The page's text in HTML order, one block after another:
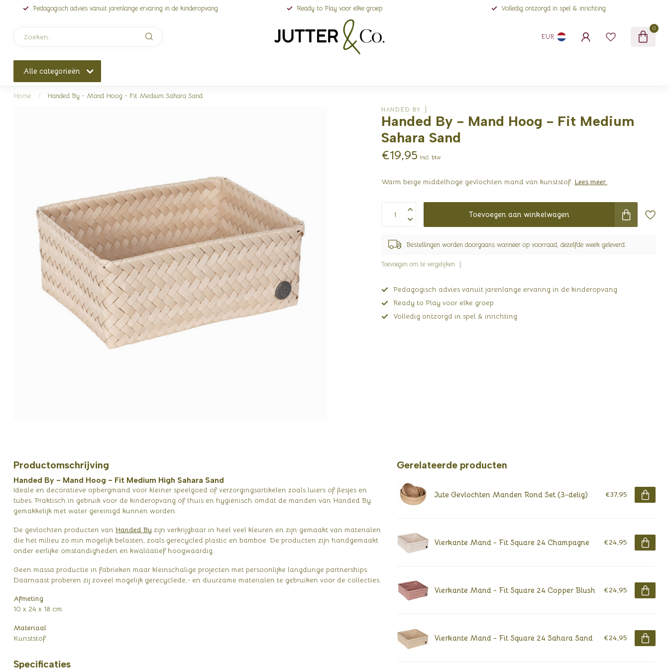
Pedagogisch advies vanuit jarenlange ervaring in de kinderopvang Ready to Play voor elke groep Volledig ontzorgd in spel & inrichting
EUR
0
Alle categorieën
Home / Handed By - Mand Hoog - Fit Medium Sahara Sand
HANDED BY
Handed By - Mand Hoog - Fit Medium
Sahara Sand
€19,95 Incl. btw
Warm beige middelhoge gevlochten mand van kunststof. Lees meer.
Toevoegen aan winkelwagen
Bestellingen worden doorgaans wanneer op voorraad, dezelfde week geleverd.
Toevoegen om te vergelijken
Pedagogisch advies vanuit jarenlange ervaring in de kinderopvang
Ready to Play voor elke groep
Volledig ontzorgd in spel & inrichting
Productomschrijving
Handed By - Mand Hoog - Fit Medium High Sahara Sand
Ideale en decoratieve opbergmand voor kleiner speelgoed of verzorgingsartikelen zoals luiers of flesjes en
tubes. Praktisch in gebruik voor de kinderopvang of thuis en hygiënisch omdat de manden van Handed By
gemakkelijk met water gereinigd kunnen worden.
De gevlochten producten van Handed By zijn verkrijgbaar in heel veel kleuren en zijn gemaakt van materialen
die het milieu zo min mogelijk belasten, zoals gerecycled plastic en bamboe. De producten zijn handgemaakt
onder eerlijke omstandigheden en kwalitatief hoogwaardig.
Geen massa productie in fabrieken maar kleinschalige projecten met persoonlijke langdurige partnerships.
Daarnaast proberen zij zoveel mogelijk gerecyclede,- en duurzame materialen te gebruiken voor de collecties.
Afmeting
10 x 24 x 18 cm
Materiaal
Kunststof
Specificaties
Gerelateerde producten
Jute Gevlochten Manden Rond Set (3-delig) €37,95
Vierkante Mand - Fit Square 24 Champagne €24,95
Vierkante Mand - Fit Square 24 Copper Blush €24,95
Vierkante Mand - Fit Square 24 Sahara Sand €24,95